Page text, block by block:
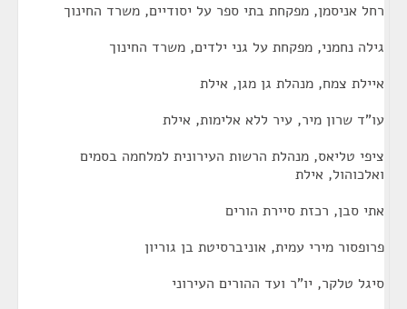
רחל אניסמן, מפקחת בתי ספר על יסודיים, משרד החינוך
גילה נחמני, מפקחת על גני ילדים, משרד החינוך
איילת צמח, מנהלת גן מגן, אילת
עו"ד שרון מיר, עיר ללא אלימות, אילת
ציפי טליאס, מנהלת הרשות העירונית למלחמה בסמים
ואלכוהול, אילת
אתי סבן, רכזת סיירת הורים
פרופסור מירי עמית, אוניברסיטת בן גוריון
סיגל טלקר, יו"ר ועד ההורים העירוני